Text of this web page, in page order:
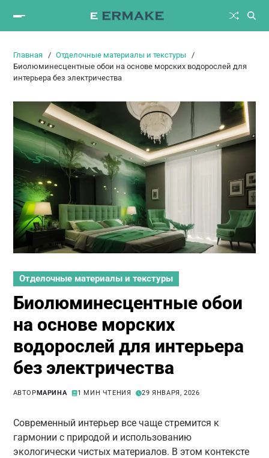
Главная
Отделочные материалы и текстуры
Биолюминесцентные обои на основе морских водорослей для
интерьера без электричества
Отделочные материалы и текстуры
Биолюминесцентные обои
на основе морских
водорослей для интерьера
без электричества
АВТОРМАРИНА 1 МИН ЧТЕНИЯ 29 ЯНВАРЯ, 2026
Современный интерьер все чаще стремится к
гармонии с природой и использованию
экологически чистых материалов. В этом контексте